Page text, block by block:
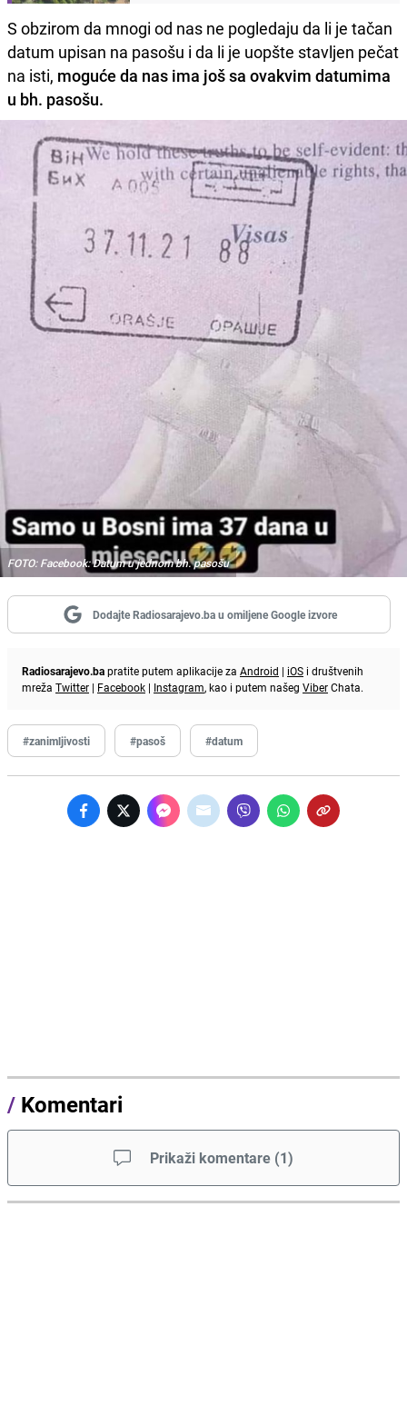
S obzirom da mnogi od nas ne pogledaju da li je tačan
datum upisan na pasošu i da li je uopšte stavljen pečat
na isti, moguće da nas ima još sa ovakvim datumima
u bh. pasošu.
FOTO: Facebook: Datum u jednom bh. pasošu
Dodajte Radiosarajevo.ba u omiljene Google izvore
Radiosarajevo.bapratite putem aplikacije za Android | iOS i društvenih
mreža Twitter | Facebook | Instagram, kao i putem našeg ViberChata.
#zanimljivosti #pasoš #datum
/ Komentari
Prikaži komentare (1)